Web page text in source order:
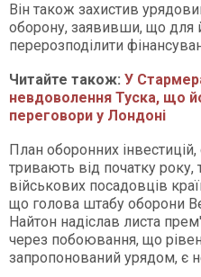
Він також захистив
оборону, заявивши, що для
перерозподілити
Читайте також: У
невдоволення Туска, що
переговори у Лондоні
План оборонних
тривають від початку
військових посадовців
що голова штабу оборони
Найтон надіслав листа
через побоювання, що
запропонований урядом, є